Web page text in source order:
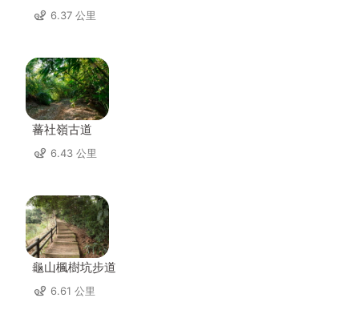
6.37 公里
蕃社嶺古道
6.43 公里
龜山楓樹坑步道
6.61 公里